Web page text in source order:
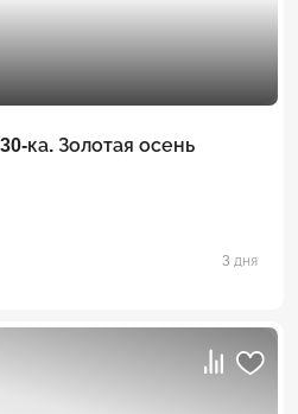
ка. Золотая осень
3 дня